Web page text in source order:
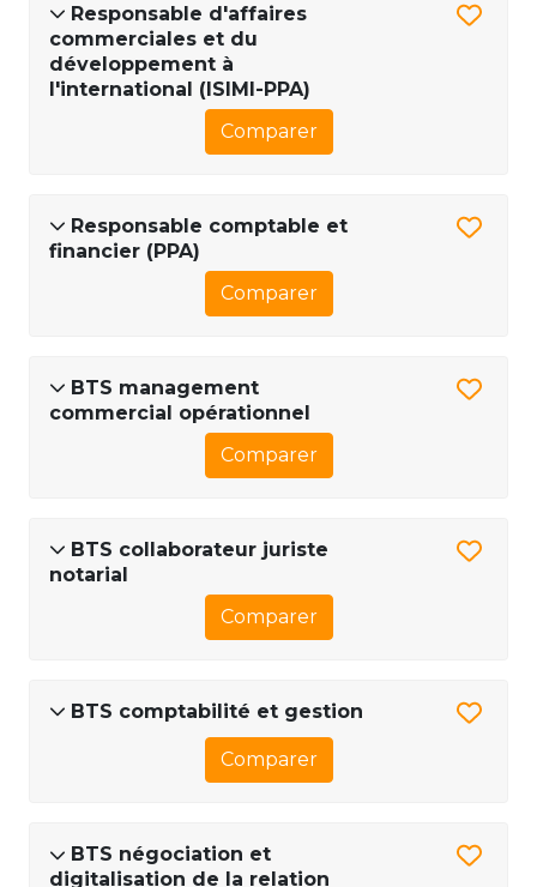
Responsable d'affaires
commerciales et du
développement à
l'international (ISIMI-PPA)
Comparer
Responsable comptable et
financier (PPA)
Comparer
BTS management
commercial opérationnel
Comparer
BTS collaborateur juriste
notarial
Comparer
BTS comptabilité et gestion
Comparer
BTS négociation et
digitalisation de la relation